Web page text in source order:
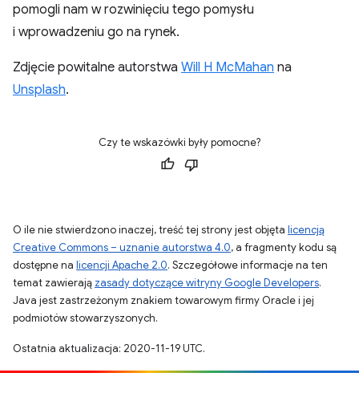
pomogli nam w rozwinięciu tego pomysłu
i wprowadzeniu go na rynek.
Zdjęcie powitalne autorstwa Will H McMahan na
Unsplash.
Czy te wskazówki były pomocne?
O ile nie stwierdzono inaczej, treść tej strony jest objęta licencją
Creative Commons – uznanie autorstwa 4.0, a fragmenty kodu są
dostępne na licencji Apache 2.0. Szczegółowe informacje na ten
temat zawierają zasady dotyczące witryny Google Developers.
Java jest zastrzeżonym znakiem towarowym firmy Oracle i jej
podmiotów stowarzyszonych.
Ostatnia aktualizacja: 2020-11-19 UTC.